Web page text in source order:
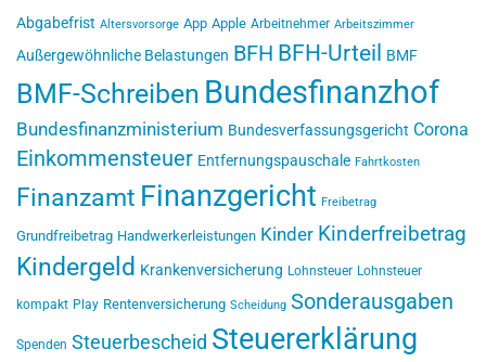
Abgabefrist Altersvorsorge App Apple Arbeitnehmer Arbeitszimmer
Außergewöhnliche Belastungen BFH BFH-Urteil BMF
BMF-Schreiben Bundesfinanzhof
Bundesfinanzministerium Bundesverfassungsgericht Corona
Einkommensteuer Entfernungspauschale Fahrtkosten
Finanzamt Finanzgericht Freibetrag
Grundfreibetrag Handwerkerleistungen Kinder Kinderfreibetrag
Kindergeld Krankenversicherung Lohnsteuer Lohnsteuer
kompakt Play Rentenversicherung Scheidung Sonderausgaben
Spenden Steuerbescheid Steuererklärung